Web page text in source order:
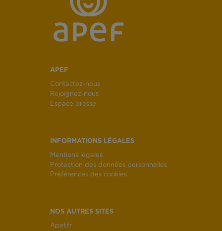
APEF
Contactez-nous
Rejoignez-nous
Espace presse
INFORMATIONS LÉGALES
Mentions légales
Protection des données personnelles
Préférences des cookies
NOS AUTRES SITES
Apef.fr